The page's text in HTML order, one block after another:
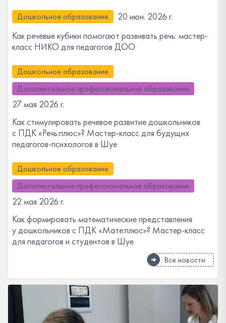
Дошкольное образование
20 июн. 2026 г.
Как речевые кубики помогают развивать речь: мастер-
класс НИКО для педагогов ДОО
Дошкольное образование
Дополнительное профессиональное образование
27 мая 2026 г.
Как стимулировать речевое развитие дошкольников
с ПДК «Речь:плюс»? Мастер-класс для будущих
педагогов-психологов в Шуе
Дошкольное образование
Дополнительное профессиональное образование
22 мая 2026 г.
Как формировать математические представления
у дошкольников с ПДК «Мате:плюс»? Мастер-класс
для педагогов и студентов в Шуе
Все новости